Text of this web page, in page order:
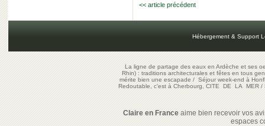
<< article précédent
Hébergement & Support
La ligne de partage des eaux en Ardèche et ses
Rhin) : traditions architecturales et fêtes en tous
mérite bien une escapade/Séjour week-end à
Redoutable, c'est à Cherbourg, CITE DE LA MER/
Claire en Franceaime bien recevoir vos
espaces